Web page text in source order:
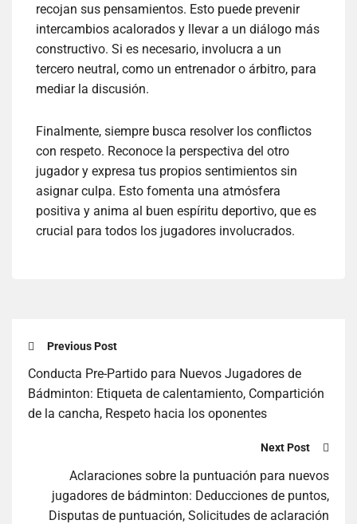
recojan sus pensamientos. Esto puede prevenir
intercambios acalorados y llevar a un diálogo más
constructivo. Si es necesario, involucra a un
tercero neutral, como un entrenador o árbitro, para
mediar la discusión.
Finalmente, siempre busca resolver los conflictos
con respeto. Reconoce la perspectiva del otro
jugador y expresa tus propios sentimientos sin
asignar culpa. Esto fomenta una atmósfera
positiva y anima al buen espíritu deportivo, que es
crucial para todos los jugadores involucrados.
Previous Post
Conducta Pre-Partido para Nuevos Jugadores de
Bádminton: Etiqueta de calentamiento, Compartición
de la cancha, Respeto hacia los oponentes
Next Post
Aclaraciones sobre la puntuación para nuevos
jugadores de bádminton: Deducciones de puntos,
Disputas de puntuación, Solicitudes de aclaración